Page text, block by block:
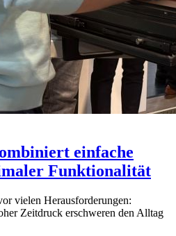
einfache
Funktionalität
vielen Herausforderungen:
Zeitdruck erschweren den Alltag